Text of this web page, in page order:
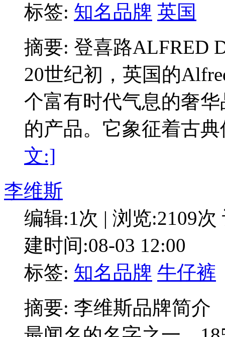
标签: 知名品牌 英国
摘要: 登喜路
20世纪初，英国的
个富有时代气息的奢
的产品。它象征着古
文:]
李维斯
编辑:1次 | 浏览:2109次
建时间:08-03 12:00
标签: 知名品牌 牛仔裤
摘要: 李维斯品牌简介